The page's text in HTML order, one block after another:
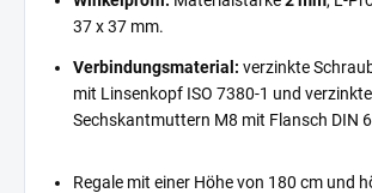
37 x 37 mm.
Verbindungsmaterial: verzinkte
mit Linsenkopf ISO 7380-1 und verzinkte
Sechskantmuttern M8 mit Flansch DIN
Regale mit einer Höhe von 180 cm und